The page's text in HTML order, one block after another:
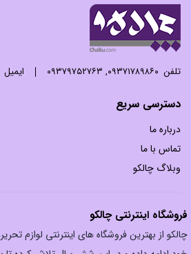
تلفن ۰۹۳۷۱۷۸۹۸۶۰, ۰۹۳۷۹۷۵۲۷۶۳ ایمیل
دسترسی سریع
درباره ما
تماس با ما
وبلاگ چالکو
فروشگاه اینترنتی چالکو
چالکو از بهترین فروشگاه های اینترنتی لوازم